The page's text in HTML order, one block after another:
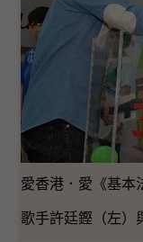
愛香港．愛《基本
歌手許廷鏗（左）